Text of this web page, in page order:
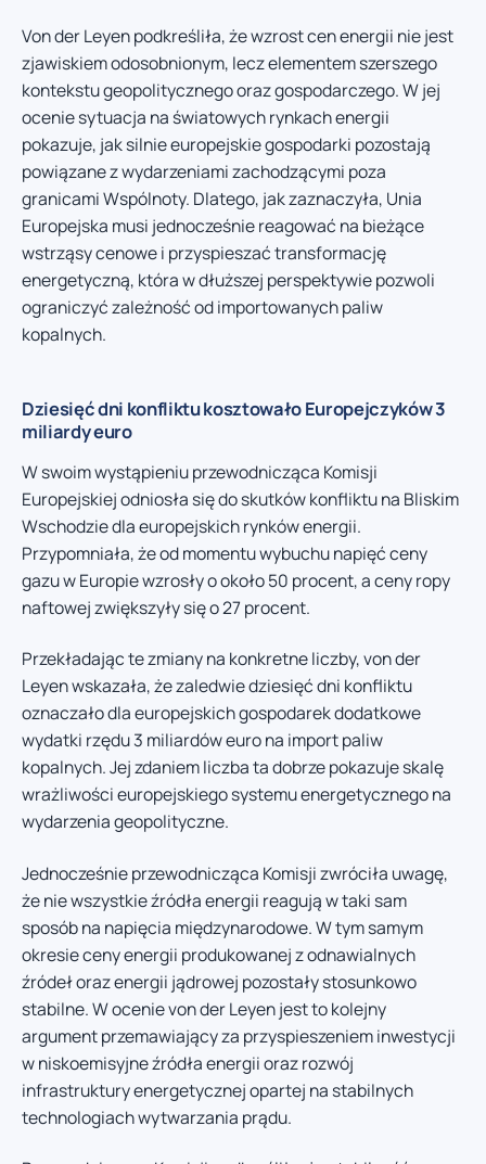
Von der Leyen podkreśliła, że wzrost cen energii nie jest
zjawiskiem odosobnionym, lecz elementem szerszego
kontekstu geopolitycznego oraz gospodarczego. W jej
ocenie sytuacja na światowych rynkach energii
pokazuje, jak silnie europejskie gospodarki pozostają
powiązane z wydarzeniami zachodzącymi poza
granicami Wspólnoty. Dlatego, jak zaznaczyła, Unia
Europejska musi jednocześnie reagować na bieżące
wstrząsy cenowe i przyspieszać transformację
energetyczną, która w dłuższej perspektywie pozwoli
ograniczyć zależność od importowanych paliw
kopalnych.
Dziesięć dni konfliktu kosztowało Europejczyków 3
miliardy euro
W swoim wystąpieniu przewodnicząca Komisji
Europejskiej odniosła się do skutków konfliktu na Bliskim
Wschodzie dla europejskich rynków energii.
Przypomniała, że od momentu wybuchu napięć ceny
gazu w Europie wzrosły o około 50 procent, a ceny ropy
naftowej zwiększyły się o 27 procent.
Przekładając te zmiany na konkretne liczby, von der
Leyen wskazała, że zaledwie dziesięć dni konfliktu
oznaczało dla europejskich gospodarek dodatkowe
wydatki rzędu 3 miliardów euro na import paliw
kopalnych. Jej zdaniem liczba ta dobrze pokazuje skalę
wrażliwości europejskiego systemu energetycznego na
wydarzenia geopolityczne.
Jednocześnie przewodnicząca Komisji zwróciła uwagę,
że nie wszystkie źródła energii reagują w taki sam
sposób na napięcia międzynarodowe. W tym samym
okresie ceny energii produkowanej z odnawialnych
źródeł oraz energii jądrowej pozostały stosunkowo
stabilne. W ocenie von der Leyen jest to kolejny
argument przemawiający za przyspieszeniem inwestycji
w niskoemisyjne źródła energii oraz rozwój
infrastruktury energetycznej opartej na stabilnych
technologiach wytwarzania prądu.